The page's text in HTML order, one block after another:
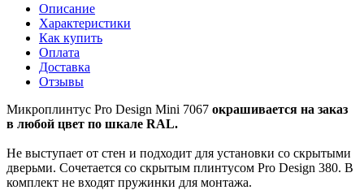
Описание
Характеристики
Как купить
Оплата
Доставка
Отзывы
Микроплинтус Pro Design Mini 7067 окрашивается на заказ
в любой цвет по шкале RAL.
Не выступает от стен и подходит для установки со скрытыми
дверьми. Сочетается со скрытым плинтусом Pro Design 380. В
комплект не входят пружинки для монтажа.